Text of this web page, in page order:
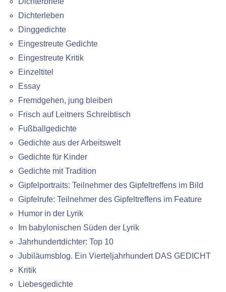
Dichterleben
Dinggedichte
Eingestreute Gedichte
Eingestreute Kritik
Einzeltitel
Essay
Fremdgehen, jung bleiben
Frisch auf Leitners Schreibtisch
Fußballgedichte
Gedichte aus der Arbeitswelt
Gedichte für Kinder
Gedichte mit Tradition
Gipfelportraits: Teilnehmer des Gipfeltreffens im Bild
Gipfelrufe: Teilnehmer des Gipfeltreffens im Feature
Humor in der Lyrik
Im babylonischen Süden der Lyrik
Jahrhundertdichter: Top 10
Jubiläumsblog. Ein Vierteljahrhundert DAS GEDICHT
Kritik
Liebesgedichte